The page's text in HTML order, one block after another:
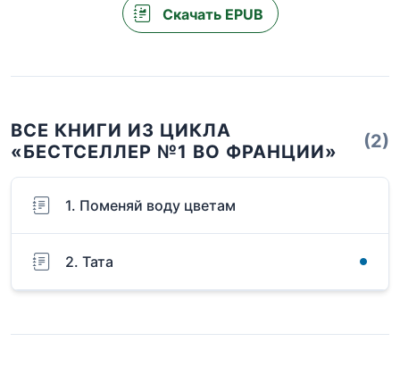
Скачать EPUB
ВСЕ КНИГИ ИЗ ЦИКЛА
«БЕСТСЕЛЛЕР №1 ВО ФРАНЦИИ»
(2)
1. Поменяй воду цветам
2. Тата